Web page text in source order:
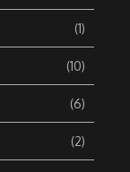
(1)
(10)
(6)
(2)